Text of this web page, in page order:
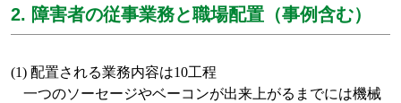
2. 障害者の従事業務と職場配置（事例含む）
(1) 配置される業務内容は10工程
一つのソーセージやベーコンが出来上がるまでには機械